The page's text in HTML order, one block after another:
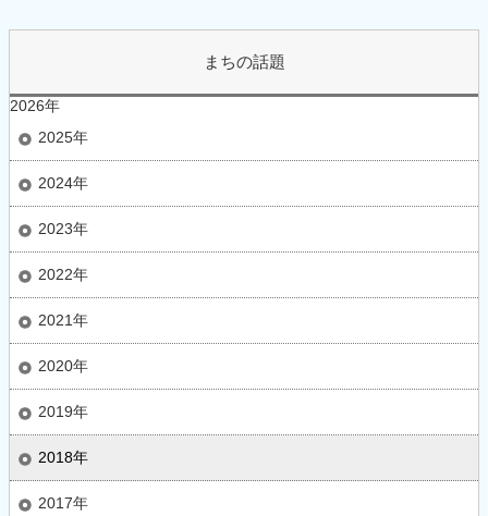
まちの話題
2026年
2025年
2024年
2023年
2022年
2021年
2020年
2019年
2018年
2017年